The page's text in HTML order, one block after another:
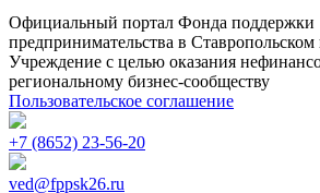
Официальный портал Фонда поддержки
предпринимательства в Ставропольском
Учреждение с целью оказания
региональному бизнес-сообществу
Пользовательское соглашение
+7 (8652) 23-56-20
ved@fppsk26.ru